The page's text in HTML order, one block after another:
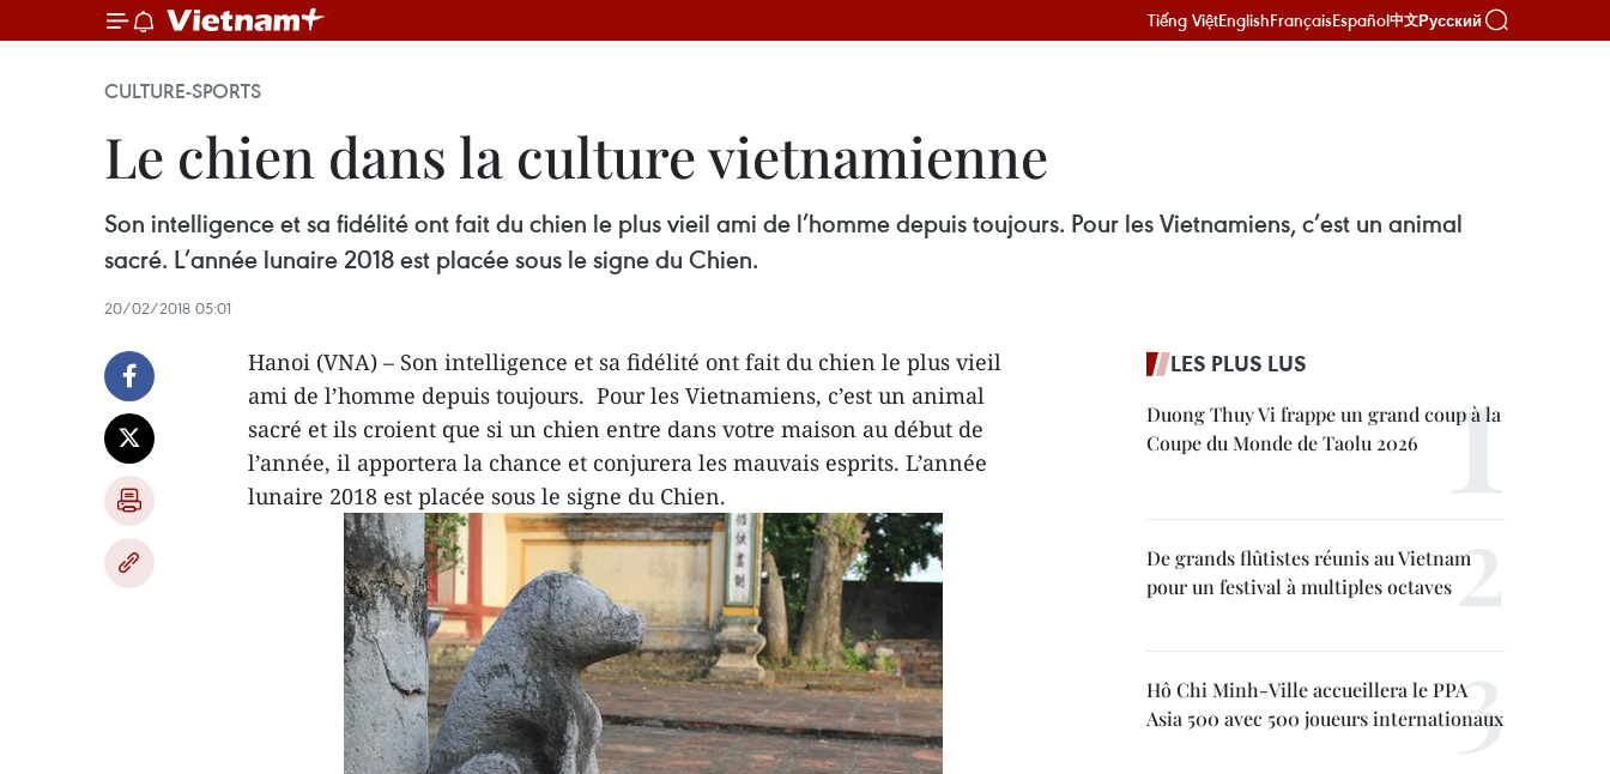
Tiếng ViệtEnglishFrançaisEspañol中文Русский
CULTURE-SPORTS
Le chien dans la culture vietnamienne
Son intelligence et sa fidélité ont fait du chien le plus vieil ami de l’homme depuis toujours. Pour les Vietnamiens, c’est un animal
sacré. L’année lunaire 2018 est placée sous le signe du Chien.
20/02/2018 05:01
Hanoi (VNA) – Son intelligence et sa fidélité ont fait du chien le plus vieil
ami de l’homme depuis toujours. Pour les Vietnamiens, c’est un animal
sacré et ils croient que si un chien entre dans votre maison au début de
l’année, il apportera la chance et conjurera les mauvais esprits. L’année
lunaire 2018 est placée sous le signe du Chien.
LES PLUS LUS
Duong Thuy Vi frappe un grand coup à la
Coupe du Monde de Taolu 2026
De grands flûtistes réunis au Vietnam
pour un festival à multiples octaves
Hô Chi Minh-Ville accueillera le PPA
Asia 500 avec 500 joueurs internationaux